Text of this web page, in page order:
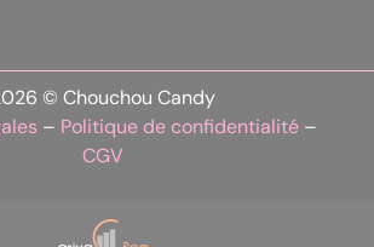
© Chouchou Candy
– Politique de confidentialité –
CGV